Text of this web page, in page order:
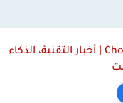
Chobixo Tech | أخبار التقنية، الذكاء